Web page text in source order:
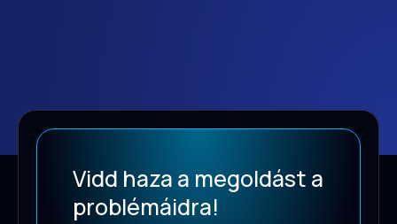
Vidd haza a megoldást a
problémáidra!